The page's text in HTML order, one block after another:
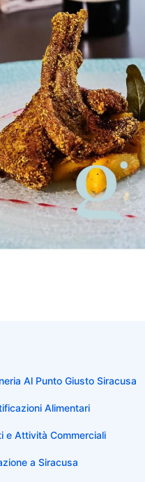
Al Punto Giusto Siracusa
Alimentari
e Attività Commerciali
a Siracusa